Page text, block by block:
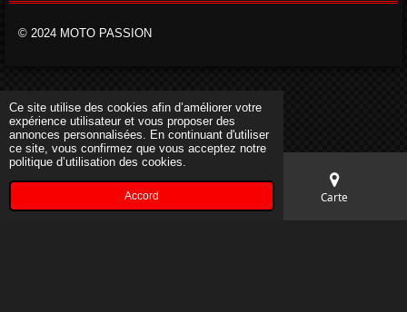
Ce site utilise des cookies afin d’améliorer votre
expérience utilisateur et vous proposer des
annonces personnalisées. En continuant d'utiliser
ce site, vous confirmez que vous acceptez notre
politique d’utilisation des cookies.
Accord
© 2024 MOTO PASSION
Carte